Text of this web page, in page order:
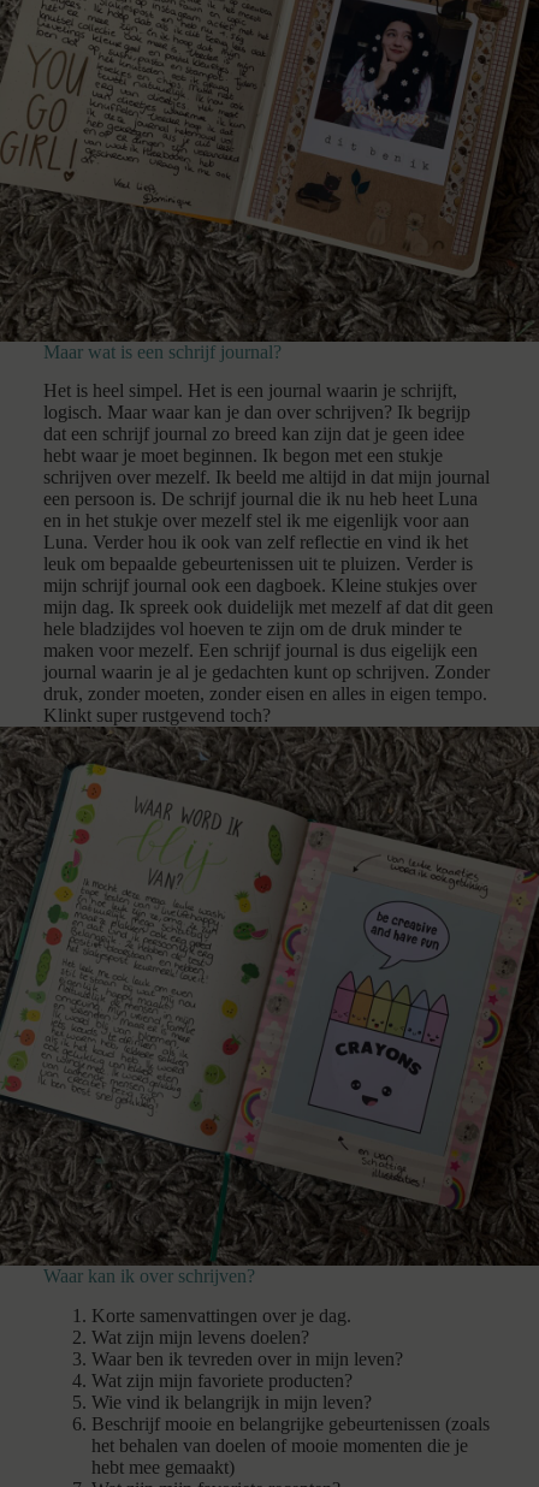
Maar wat is een schrijf journal?
Het is heel simpel. Het is een journal waarin je schrijft,
logisch. Maar waar kan je dan over schrijven? Ik begrijp
dat een schrijf journal zo breed kan zijn dat je geen idee
hebt waar je moet beginnen. Ik begon met een stukje
schrijven over mezelf. Ik beeld me altijd in dat mijn journal
een persoon is. De schrijf journal die ik nu heb heet Luna
en in het stukje over mezelf stel ik me eigenlijk voor aan
Luna. Verder hou ik ook van zelf reflectie en vind ik het
leuk om bepaalde gebeurtenissen uit te pluizen. Verder is
mijn schrijf journal ook een dagboek. Kleine stukjes over
mijn dag. Ik spreek ook duidelijk met mezelf af dat dit geen
hele bladzijdes vol hoeven te zijn om de druk minder te
maken voor mezelf. Een schrijf journal is dus eigelijk een
journal waarin je al je gedachten kunt op schrijven. Zonder
druk, zonder moeten, zonder eisen en alles in eigen tempo.
Klinkt super rustgevend toch?
Waar kan ik over schrijven?
Korte samenvattingen over je dag.
Wat zijn mijn levens doelen?
Waar ben ik tevreden over in mijn leven?
Wat zijn mijn favoriete producten?
Wie vind ik belangrijk in mijn leven?
Beschrijf mooie en belangrijke gebeurtenissen (zoals
het behalen van doelen of mooie momenten die je
hebt mee gemaakt)